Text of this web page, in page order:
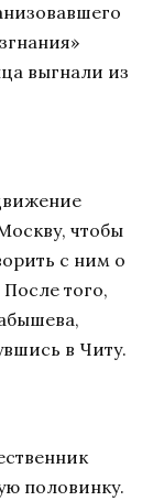
выгнали из
чтобы
с ним о
того,
в Читу.
половинку.